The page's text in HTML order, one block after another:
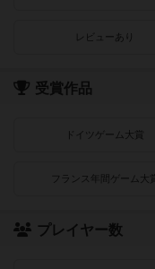
レビューあり
受賞作品
ドイツゲーム大賞
フランス年間ゲーム大賞
プレイヤー数